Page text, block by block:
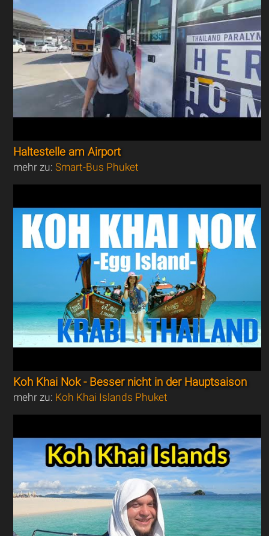
Haltestelle am Airport
mehr zu:Smart-Bus Phuket
Koh Khai Nok - Besser nicht in der Hauptsaison
mehr zu: Koh Khai Islands Phuket